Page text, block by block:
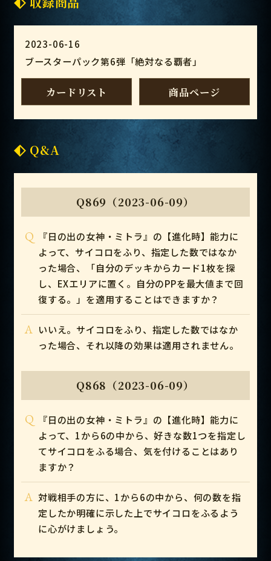
2023-06-16
ブースターパック第6弾「絶対なる覇者」
カードリスト 商品ページ
Q&A
Q869（2023-06-09）
Q
『日の出の女神・ミトラ』の【進化時】能力に
よって、サイコロをふり、指定した数ではなか
った場合、「自分のデッキからカード1枚を探
し、EXエリアに置く。自分のPPを最大値まで回
復する。」を適用することはできますか？
A いいえ。サイコロをふり、指定した数ではなか
った場合、それ以降の効果は適用されません。
Q868（2023-06-09）
Q
『日の出の女神・ミトラ』の【進化時】能力に
よって、1から6の中から、好きな数1つを指定し
てサイコロをふる場合、気を付けることはあり
ますか？
A 対戦相手の方に、1から6の中から、何の数を指
定したか明確に示した上でサイコロをふるよう
に心がけましょう。